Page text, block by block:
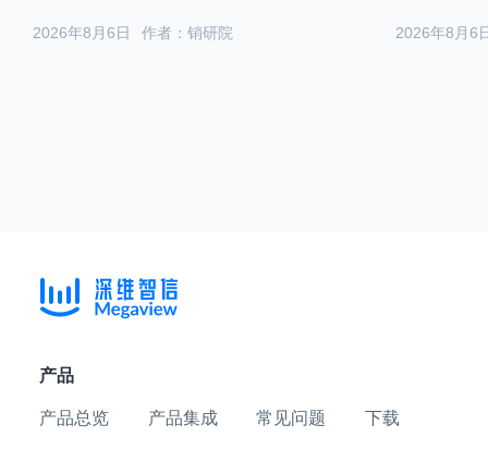
作者：销研院
2026年8月6日 2026年8月6
产品
产品总览 产品集成 常见问题 下载